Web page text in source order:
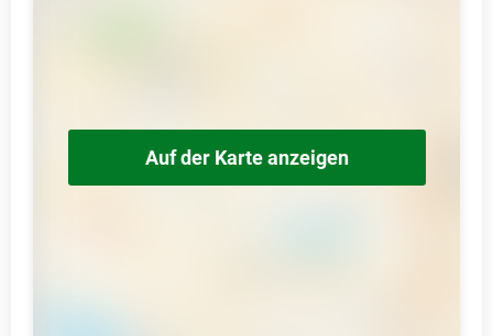
Auf der Karte anzeigen